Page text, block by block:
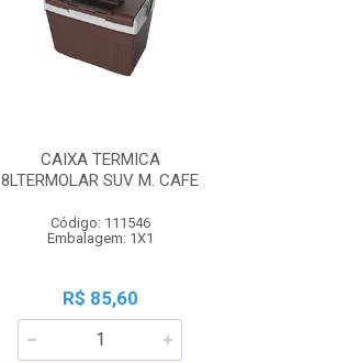
CAIXA TERMICA
8LTERMOLAR SUV M. CAFE
Código: 111546
Embalagem: 1X1
R$ 85,60